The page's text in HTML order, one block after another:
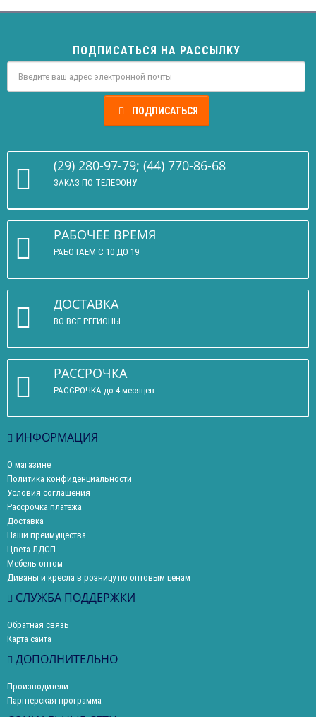
ПОДПИСАТЬСЯ НА РАССЫЛКУ
ПОДПИСАТЬСЯ
(29) 280-97-79; (44) 770-86-68
ЗАКАЗ ПО ТЕЛЕФОНУ
РАБОЧЕЕ ВРЕМЯ
РАБОТАЕМ С 10 ДО 19
ДОСТАВКА
ВО ВСЕ РЕГИОНЫ
РАССРОЧКА
РАССРОЧКА до 4 месяцев
ИНФОРМАЦИЯ
О магазине
Политика конфиденциальности
Условия соглашения
Рассрочка платежа
Доставка
Наши преимущества
Цвета ЛДСП
Мебель оптом
Диваны и кресла в розницу по оптовым ценам
СЛУЖБА ПОДДЕРЖКИ
Обратная связь
Карта сайта
ДОПОЛНИТЕЛЬНО
Производители
Партнерская программа